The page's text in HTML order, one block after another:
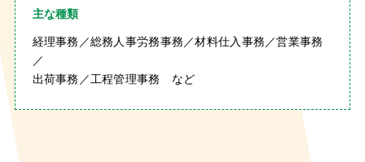
主な種類
経理事務／総務人事労務事務／材料仕入事務／営業事務
／
出荷事務／工程管理事務 など